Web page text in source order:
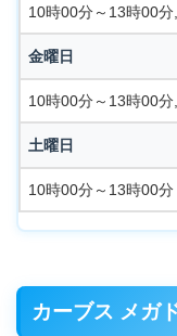
10時00分～13時00
金曜日
10時00分～13時00
土曜日
10時00分～13時00分
カーブス メガ